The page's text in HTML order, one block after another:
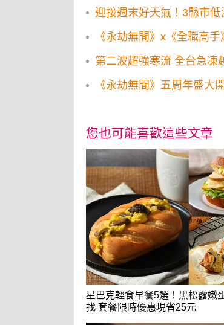
迎接週末好天氣！3縣市
《永劫無間》x《全職高
第二波超強寒流 全台急凍
您也可能喜歡這些文章
星巴克輕食早餐5選！黑松露嫩
找 套餐限時優惠現省25元